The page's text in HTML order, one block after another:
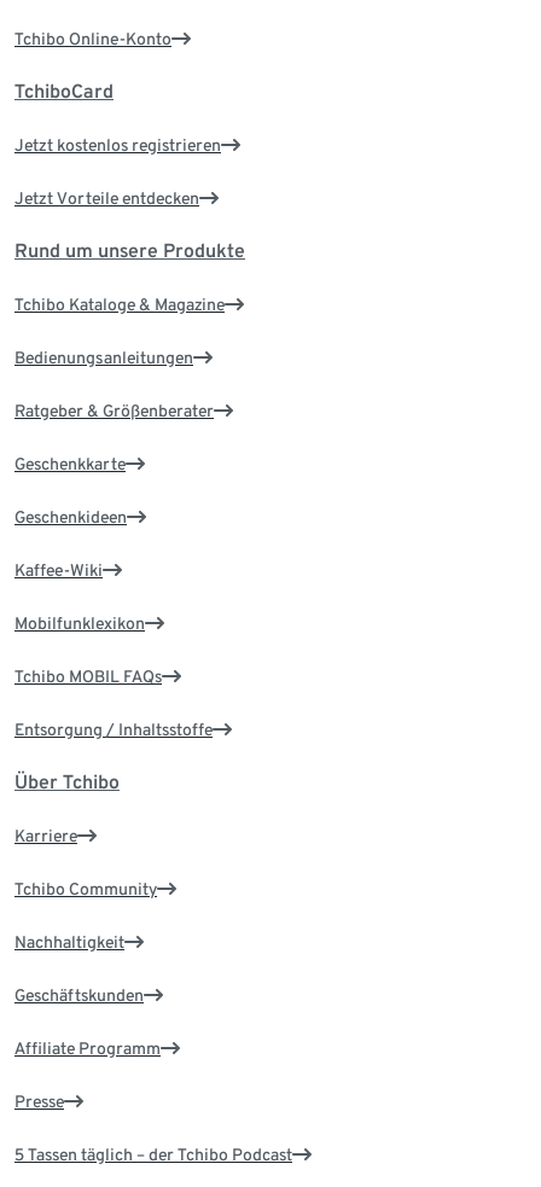
Tchibo Online-Konto
TchiboCard
Jetzt kostenlos registrieren
Jetzt Vorteile entdecken
Rund um unsere Produkte
Tchibo Kataloge & Magazine
Bedienungsanleitungen
Ratgeber & Größenberater
Geschenkkarte
Geschenkideen
Kaffee-Wiki
Mobilfunklexikon
Tchibo MOBIL FAQs
Entsorgung / Inhaltsstoffe
Über Tchibo
Karriere
Tchibo Community
Nachhaltigkeit
Geschäftskunden
Affiliate Programm
Presse
5 Tassen täglich – der Tchibo Podcast